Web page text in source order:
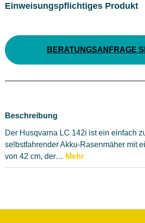
Einweisungspflichtiges Produkt
BERATUNGSANFRAGE
Beschreibung
Der Husqvarna LC 142i ist ein einfach
selbstfahrender Akku-Rasenmäher mit
von 42 cm, der… Mehr